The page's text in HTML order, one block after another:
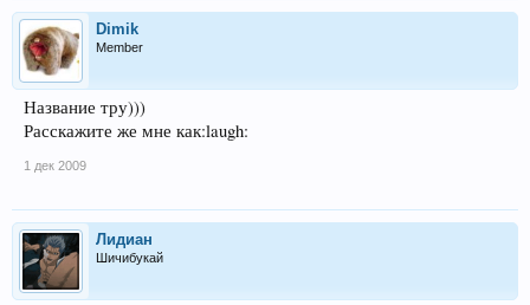
Dimik
Member
Название тру)))
Расскажите же мне как:laugh:
1 дек 2009
Лидиан
Шичибукай